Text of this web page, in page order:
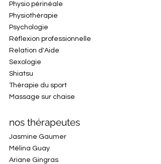
Physio périnéale
Physiothérapie
Psychologie
Réflexion professionnelle
Relation d'Aide
Sexologie
Shiatsu
Thérapie du sport
Massage sur chaise
nos thérapeutes
Jasmine Gaumer
Mélina Guay
Ariane Gingras